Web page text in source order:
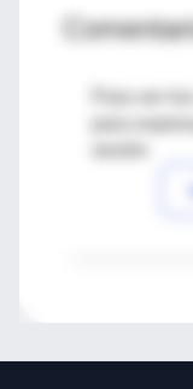
Para ver